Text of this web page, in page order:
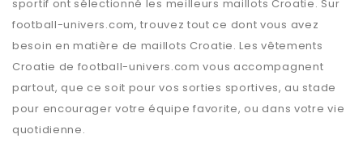
sportif ont sélectionné les meilleurs maillots Croatie. Sur
football-univers.com, trouvez tout ce dont vous avez
besoin en matière de maillots Croatie. Les vêtements
Croatie de football-univers.com vous accompagnent
partout, que ce soit pour vos sorties sportives, au stade
pour encourager votre équipe favorite, ou dans votre vie
quotidienne.